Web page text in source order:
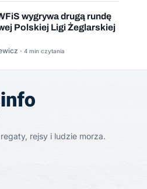
wygrywa drugą rundę
Polskiej Ligi Żeglarskiej
· 4 min czytania
rejsy i ludzie morza.